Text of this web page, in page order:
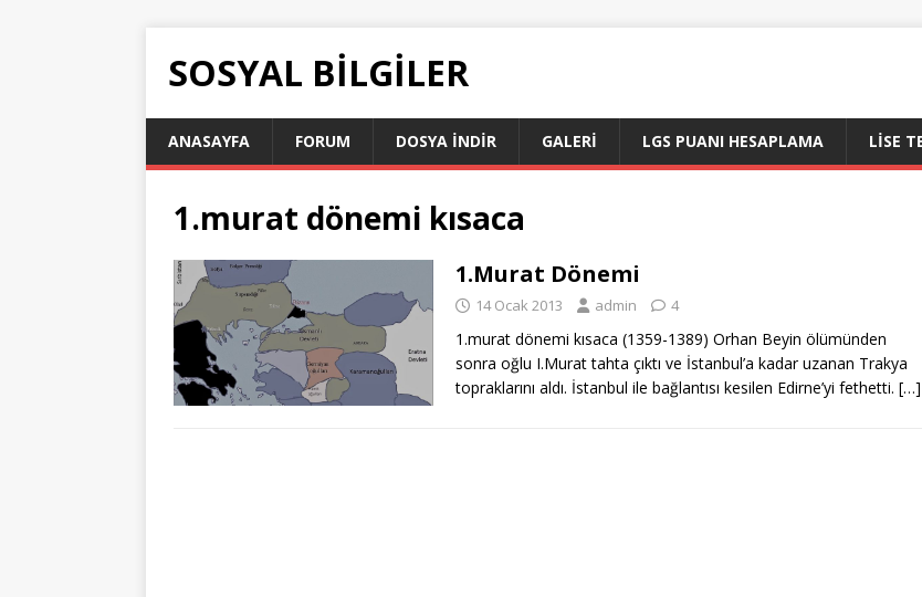
SOSYAL BILGILER
ANASAYFA FORUM DOSYA İNDIR GALERI LGS PUANI HESAPLAMA LİSE
1.murat dönemi kısaca
1.Murat Dönemi
14 Ocak 2013 admin 4
1.murat dönemi kısaca (1359-1389) Orhan Beyin ölümünden
sonra oğlu I.Murat tahta çıktı ve İstanbul’a kadar uzanan Trakya
topraklarını aldı. İstanbul ile bağlantısı kesilen Edirne’yi fethetti. […]